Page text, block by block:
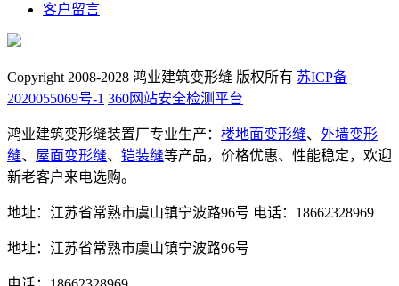
客户留言
Copyright 2008-2028 鸿业建筑变形缝 版权所有 苏ICP备
2020055069号-1 360网站安全检测平台
鸿业建筑变形缝装置厂专业生产： 楼地面变形缝、 外墙变形
缝、 屋面变形缝、 铠装缝等产品，价格优惠、性能稳定，欢迎
新老客户来电选购。
地址：江苏省常熟市虞山镇宁波路96号 电话：18662328969
地址：江苏省常熟市虞山镇宁波路96号